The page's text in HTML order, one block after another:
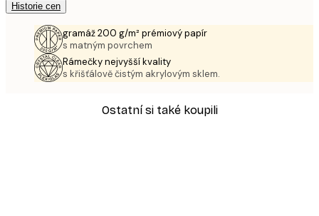
Historie cen
gramáž 200 g/m² prémiový papír
s matným povrchem
Rámečky nejvyšší kvality
s křišťálově čistým akrylovým sklem.
Ostatní si také koupili